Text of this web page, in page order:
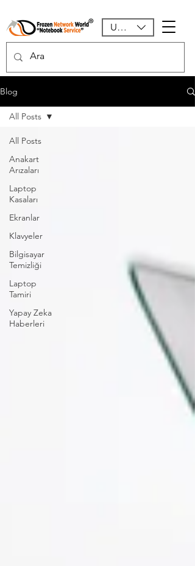
USD ($)
Blog
All Posts
Anakart
Arızaları
Laptop
Kasaları
Ekranlar
Klavyeler
Bilgisayar
Temizliği
Laptop
Tamiri
Yapay Zeka
Haberleri
All Posts